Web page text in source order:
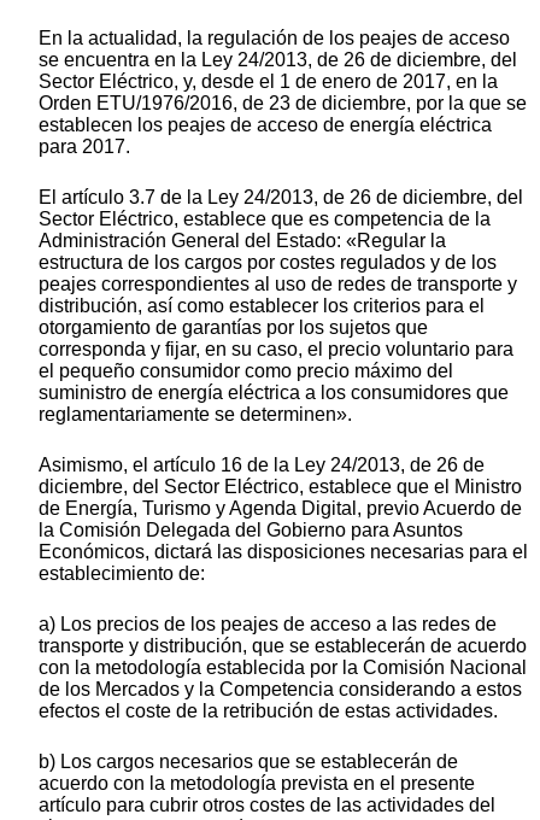
En la actualidad, la regulación de los peajes de acceso
se encuentra en la Ley 24/2013, de 26 de diciembre, del
Sector Eléctrico, y, desde el 1 de enero de 2017, en la
Orden ETU/1976/2016, de 23 de diciembre, por la que se
establecen los peajes de acceso de energía eléctrica
para 2017.
El artículo 3.7 de la Ley 24/2013, de 26 de diciembre, del
Sector Eléctrico, establece que es competencia de la
Administración General del Estado: «Regular la
estructura de los cargos por costes regulados y de los
peajes correspondientes al uso de redes de transporte y
distribución, así como establecer los criterios para el
otorgamiento de garantías por los sujetos que
corresponda y fijar, en su caso, el precio voluntario para
el pequeño consumidor como precio máximo del
suministro de energía eléctrica a los consumidores que
reglamentariamente se determinen».
Asimismo, el artículo 16 de la Ley 24/2013, de 26 de
diciembre, del Sector Eléctrico, establece que el Ministro
de Energía, Turismo y Agenda Digital, previo Acuerdo de
la Comisión Delegada del Gobierno para Asuntos
Económicos, dictará las disposiciones necesarias para el
establecimiento de:
a) Los precios de los peajes de acceso a las redes de
transporte y distribución, que se establecerán de acuerdo
con la metodología establecida por la Comisión Nacional
de los Mercados y la Competencia considerando a estos
efectos el coste de la retribución de estas actividades.
b) Los cargos necesarios que se establecerán de
acuerdo con la metodología prevista en el presente
artículo para cubrir otros costes de las actividades del